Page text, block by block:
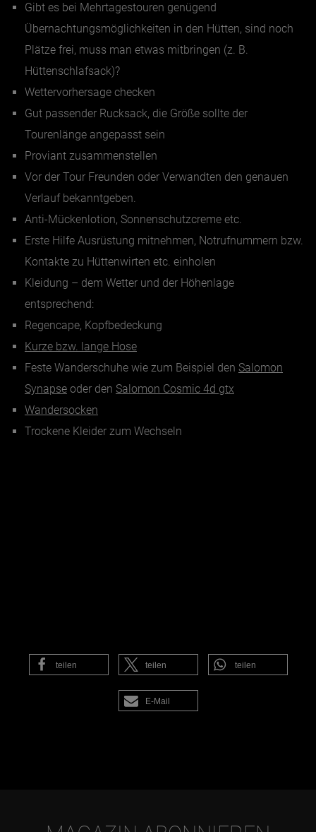
November
Dezember
Gibt es bei Mehrtagestouren genügend
Übernachtungsmöglichkeiten in den Hütten, sind noch
Plätze frei, muss man etwas mitbringen (z. B.
Hüttenschlafsack)?
Wettervorhersage checken
Gut passender Rucksack, die Größe sollte der
Tourenlänge angepasst sein
Proviant zusammenstellen
Vor der Tour Freunden oder Verwandten den genauen
Verlauf bekanntgeben.
Anti-Mückenlotion, Sonnenschutzcreme etc.
Erste Hilfe Ausrüstung mitnehmen, Notrufnummern bzw.
Kontakte zu Hüttenwirten etc. einholen
Kleidung – dem Wetter und der Höhenlage
entsprechend:
Regencape, Kopfbedeckung
Kurze bzw. lange Hose
Feste Wanderschuhe wie zum Beispiel den Salomon
Synapse oder den Salomon Cosmic 4d gtx
Wandersocken
Trockene Kleider zum Wechseln
teilen teilen teilen
E-Mail